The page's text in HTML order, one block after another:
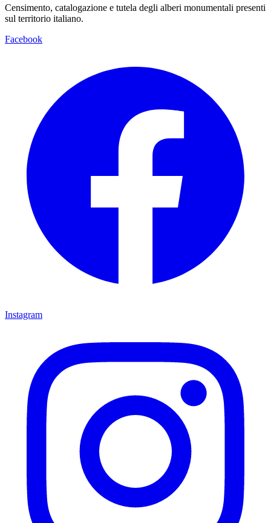
Censimento, catalogazione e tutela degli alberi monumentali presenti
sul territorio italiano.
Facebook
Instagram